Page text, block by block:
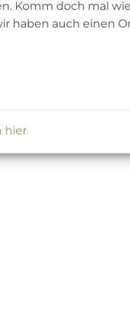
Komm doch mal
haben auch einen
hier